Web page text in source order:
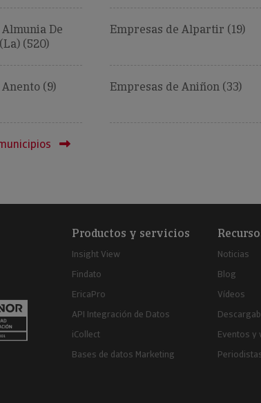
De
(520)
Empresas de Alpartir (19)
(9) Empresas de Aniñon (33)
Productos y servicios
Insight View
Findato
EricaPro
API Integración de Datos
iCollect
Bases de datos Marketing
Noticias
Blog
Vídeos
Eventos y